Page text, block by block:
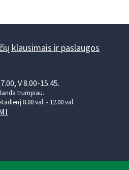
klausimais ir paslaugos
V 8.00-15.45.
trumpiau.
8.00 val. - 12.00 val.